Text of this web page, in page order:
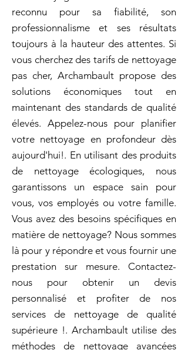
reconnu pour sa fiabilité, son
professionnalisme et ses résultats
toujours à la hauteur des attentes. Si
vous cherchez des tarifs de nettoyage
pas cher, Archambault propose des
solutions économiques tout en
maintenant des standards de qualité
élevés. Appelez-nous pour planifier
votre nettoyage en profondeur dès
aujourd'hui!. En utilisant des produits
de nettoyage écologiques, nous
garantissons un espace sain pour
vous, vos employés ou votre famille.
Vous avez des besoins spécifiques en
matière de nettoyage? Nous sommes
là pour y répondre et vous fournir une
prestation sur mesure. Contactez-
nous pour obtenir un devis
personnalisé et profiter de nos
services de nettoyage de qualité
supérieure !. Archambault utilise des
méthodes de nettoyage avancées